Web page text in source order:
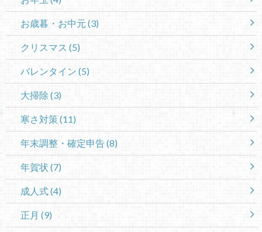
お歳暮・お中元 (3)
クリスマス (5)
バレンタイン (5)
大掃除 (3)
寒さ対策(11)
年末調整・確定申告(8)
年賀状 (7)
成人式(4)
正月 (9)